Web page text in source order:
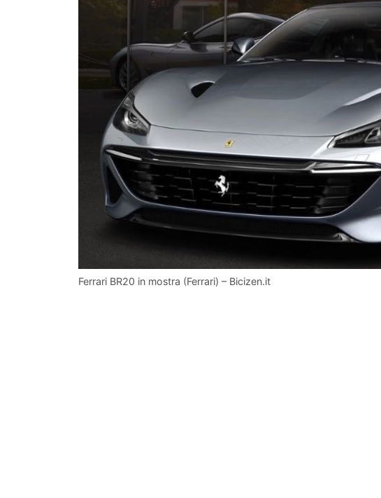
Ferrari BR20 in mostra (Ferrari) – Bicizen.it